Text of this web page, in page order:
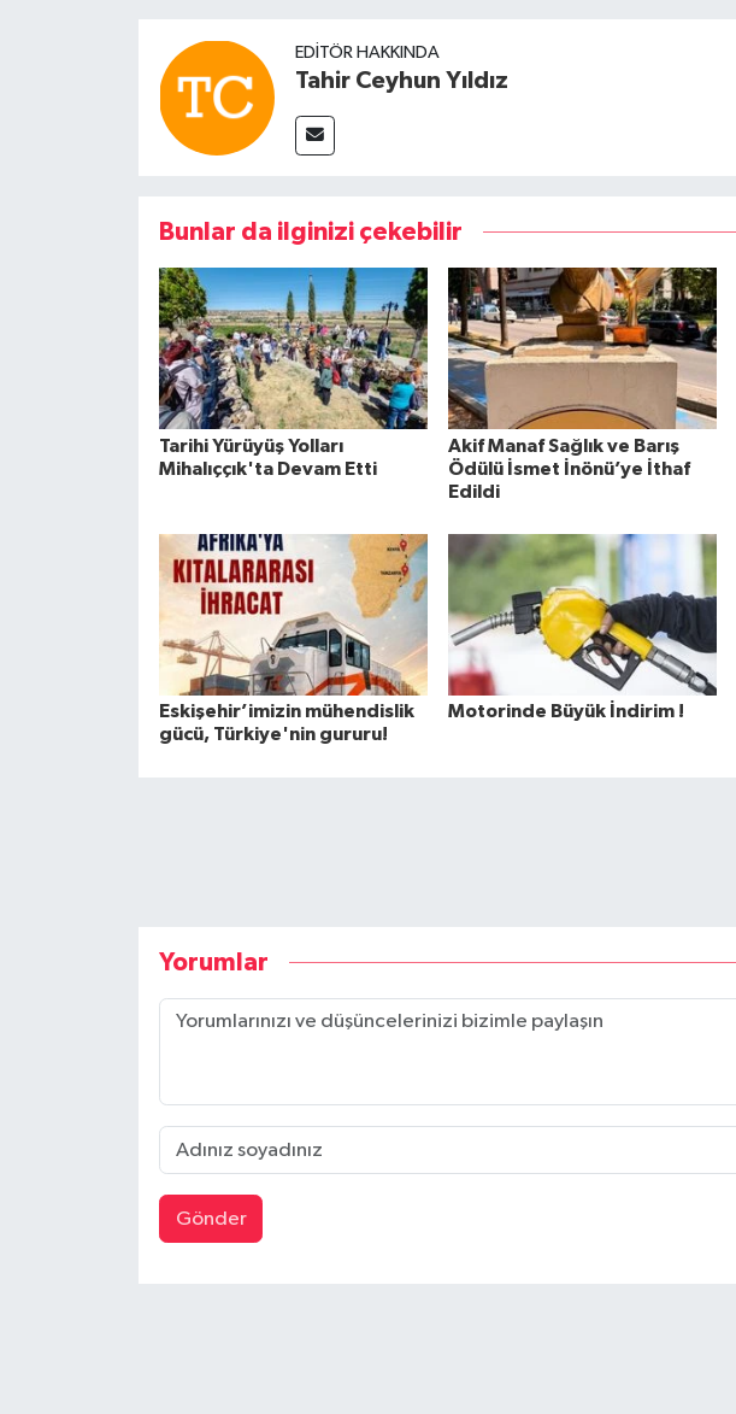
EDITÖR HAKKINDA
Tahir Ceyhun Yıldız
Bunlar da ilginizi çekebilir
Tarihi Yürüyüş Yolları
Mihalıççık'ta Devam Etti
Akif Manaf Sağlık ve Barış
Ödülü İsmet İnönü’ye İthaf
Edildi
Eskişehir’imizin mühendislik
gücü, Türkiye'nin gururu!
Motorinde Büyük İndirim !
Yorumlar
Gönder